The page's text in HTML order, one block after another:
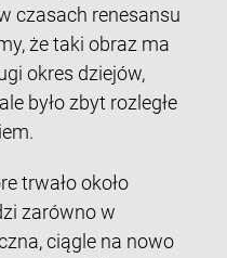
czasach renesansu
że taki obraz ma
okres dziejów,
było zbyt rozległe
trwało około
zarówno w
ciągle na nowo